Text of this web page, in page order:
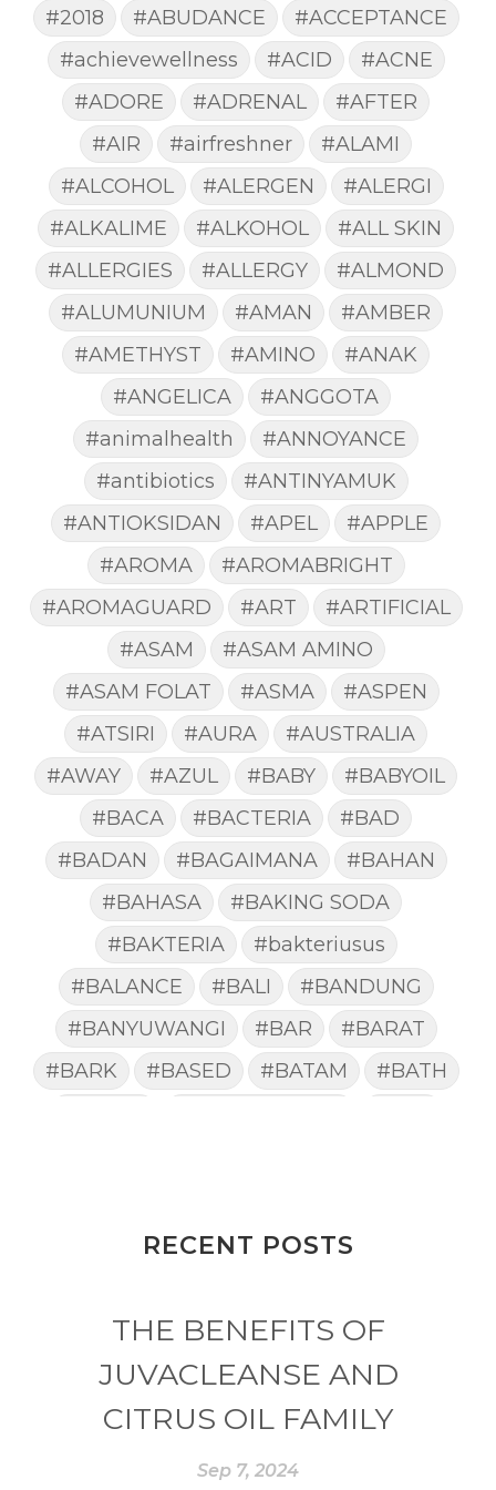
#2018 #ABUDANCE
#ACCEPTANCE
#achievewellness
#ACID
#ACNE
#ADORE
#ADRENAL
#AFTER
#AIR
#airfreshner
#ALAMI
#ALCOHOL
#ALERGEN
#ALERGI
#ALKALIME
#ALKOHOL
#ALL SKIN
#ALLERGIES
#ALLERGY
#ALMOND
#ALUMUNIUM
#AMAN
#AMBER
#AMETHYST
#AMINO
#ANAK
#ANGELICA
#ANGGOTA
#animalhealth
#ANNOYANCE
#antibiotics
#ANTINYAMUK
#ANTIOKSIDAN
#APEL
#APPLE
#AROMA
#AROMABRIGHT
#AROMAGUARD
#ART
#ARTIFICIAL
#ASAM
#ASAM AMINO
#ASAM FOLAT
#ASMA
#ASPEN
#ATSIRI
#AURA
#AUSTRALIA
#AWAY
#AZUL #BABY
#BABYOIL
#BACA
#BACTERIA
#BAD
#BADAN
#BAGAIMANA
#BAHAN
#BAHASA
#BAKING SODA
#BAKTERIA
#bakteriusus
#BALANCE
#BALI
#BANDUNG
#BANYUWANGI
#BAR
#BARAT
#BARK
#BASED #BATAM
#BATH
#BELIEF
#BELIEVE
#BENEFIT
#BERLIBUR
#BERMINYAK
#BERSIH
#BERSINAR
#BERUBAH
#BIBIR
#BILAS
#BIOTIN
#BIRTH CONTROL
RECENT POSTS
THE BENEFITS OF
JUVACLEANSE AND
CITRUS OIL FAMILY
Sep 7, 2024